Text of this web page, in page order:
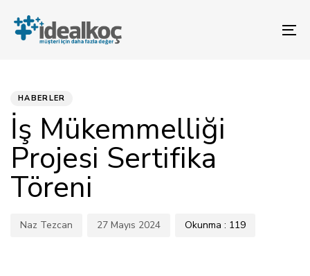
atla
gezinme
bölümüne
atlaHABERLER
İş Mükemmelliği
Projesi Sertifika
Töreni
Naz Tezcan 27 Mayıs 2024 Okunma : 119